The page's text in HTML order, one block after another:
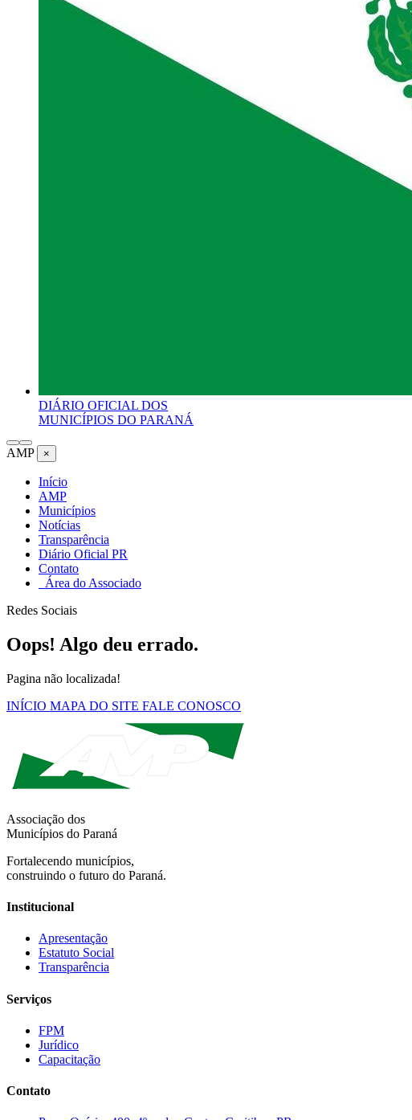
DIÁRIO OFICIAL DOS
MUNICÍPIOS DO PARANÁ
AMP ×
Início
AMP
Municípios
Notícias
Transparência
Diário Oficial PR
Contato
Área do Associado
Redes Sociais
Oops! Algo deu errado.
Pagina não localizada!
INÍCIO MAPA DO SITE FALE CONOSCO
Associação dos
Municípios do Paraná
Fortalecendo municípios,
construindo o futuro do Paraná.
Institucional
Apresentação
Estatuto Social
Transparência
Serviços
FPM
Jurídico
Capacitação
Contato